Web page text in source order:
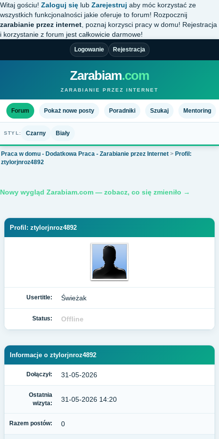
Witaj gościu! Zaloguj się lub Zarejestruj aby móc korzystać ze
wszystkich funkcjonalności jakie oferuje to forum! Rozpocznij
zarabianie przez internet , poznaj korzysci pracy w domu! Rejestracja
i korzystanie z forum jest całkowicie darmowe!
Logowanie Rejestracja
Zarabiam.com
ZARABIANIE PRZEZ INTERNET
Forum Pokaż nowe posty Poradniki Szukaj Mentoring
STYL: Czarny Biały
Praca w domu - Dodatkowa Praca - Zarabianie przez Internet > Profil:
ztylorjnroz4892
Nowy wygląd Zarabiam.com — zobacz, co się zmieniło →
Profil: ztylorjnroz4892
Usertitle: Świeżak
Status: Offline
Informacje o ztylorjnroz4892
Dołączył: 31-05-2026
Ostatnia
wizyta:
31-05-2026 14:20
Razem postów: 0